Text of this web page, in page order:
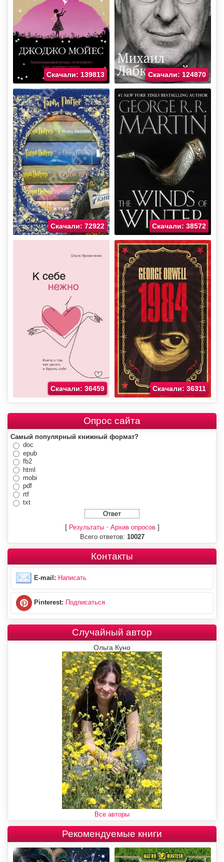
Скачали: 139813 Скачали: 124870
Скачали: 72922 Скачали: 38572
Скачали: 36459 Скачали: 36311
Опрос сайта
Самый популярный книжный формат?
doc
epub
fb2
html
mobi
pdf
rtf
txt
[ Результаты· Архив опросов]
Всего ответов: 10027
Контакты
E-mail: Написать
Pinterest: Подписаться
Случайный автор
Ольга Куно
Все авторы
Рекомендуемые книги